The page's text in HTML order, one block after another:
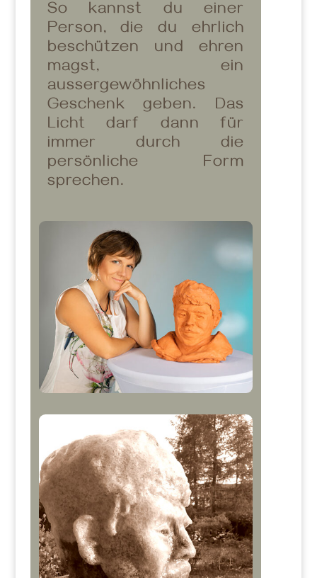
So kannst du einer
Person, die du ehrlich
beschützen und ehren
magst, ein
aussergewöhnliches
Geschenk geben. Das
Licht darf dann für
immer durch die
persönliche Form
sprechen.